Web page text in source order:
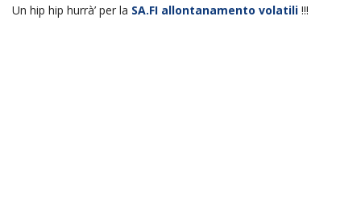
Un hip hip hurrà’ per la SA.FI allontanamento volatili !!!